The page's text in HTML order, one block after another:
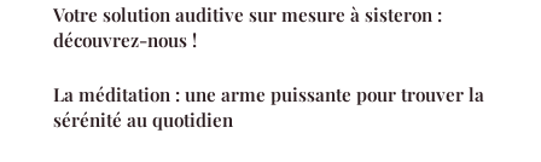
Votre solution auditive sur mesure à sisteron :
découvrez-nous !
La méditation : une arme puissante pour trouver la
sérénité au quotidien